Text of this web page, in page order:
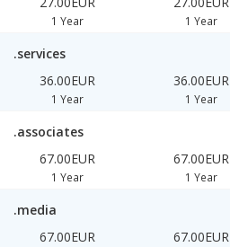
1 Year 1 Year
.services
36.00EUR
1 Year
36.00EUR
1 Year
.associates
67.00EUR
1 Year
67.00EUR
1 Year
.media
67.00EUR
67.00EUR